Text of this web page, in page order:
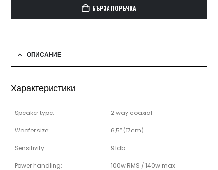
БЪРЗА ПОРЪЧКА
ОПИСАНИЕ
Характеристики
Speaker type: 2 way coaxial
Woofer size: 6,5″ (17cm)
Sensitivity: 91db
Power handling: 100w RMS / 140w max